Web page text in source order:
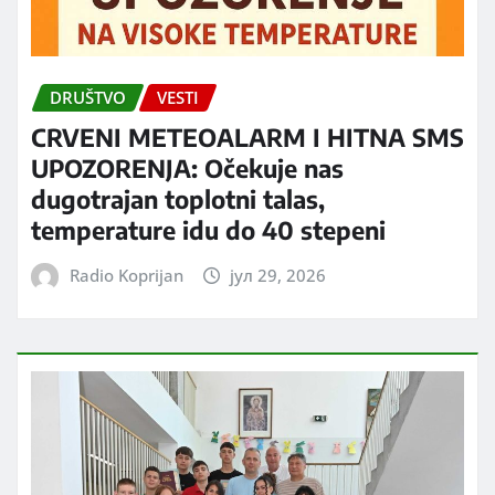
DRUŠTVO VESTI
CRVENI METEOALARM I HITNA SMS
UPOZORENJA: Očekuje nas
dugotrajan toplotni talas,
temperature idu do 40 stepeni
Radio Koprijan јул 29, 2026